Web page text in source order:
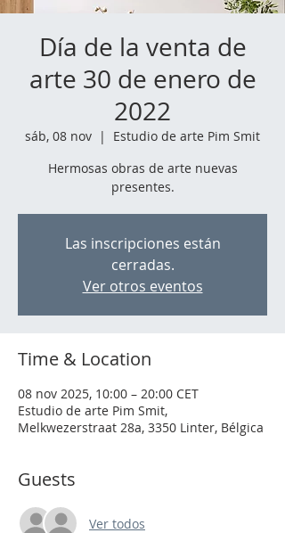
Día de la venta de
arte 30 de enero de
2022
sáb, 08 nov
  |
Estudio de arte Pim Smit
Hermosas obras de arte nuevas
presentes.
Las inscripciones están
cerradas.
Ver otros eventos
Time & Location
08 nov 2025, 10:00 – 20:00 CET
Estudio de arte Pim Smit,
Melkwezerstraat 28a, 3350 Linter, Bélgica
Guests
Ver todos